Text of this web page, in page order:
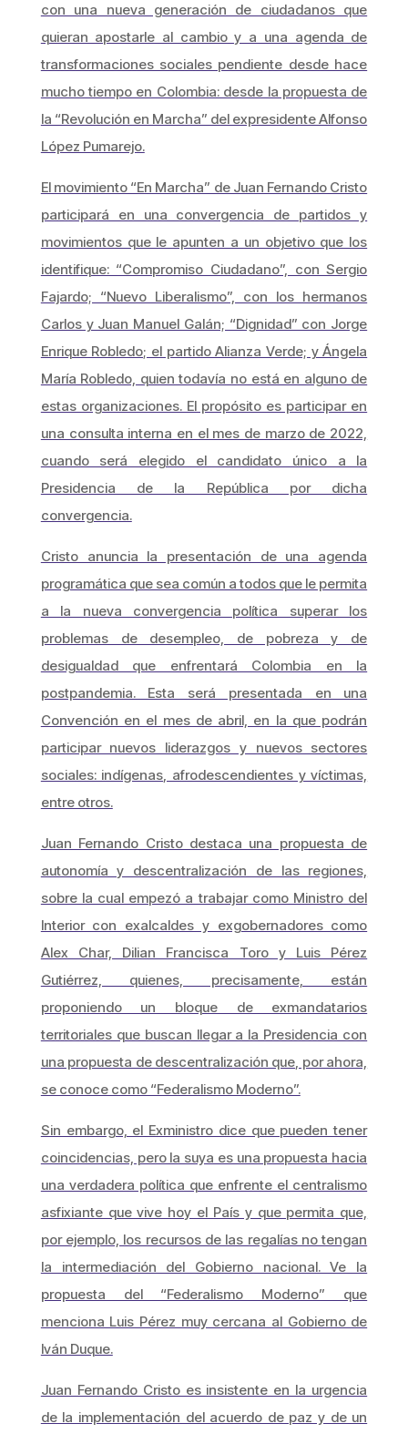
con una nueva generación de ciudadanos que
quieran apostarle al cambio y a una agenda de
transformaciones sociales pendiente desde hace
mucho tiempo en Colombia: desde la propuesta de
la “Revolución en Marcha” del expresidente Alfonso
López Pumarejo.
El movimiento “En Marcha” de Juan Fernando Cristo
participará en una convergencia de partidos y
movimientos que le apunten a un objetivo que los
identifique: “Compromiso Ciudadano”, con Sergio
Fajardo; “Nuevo Liberalismo”, con los hermanos
Carlos y Juan Manuel Galán; “Dignidad” con Jorge
Enrique Robledo; el partido Alianza Verde; y Ángela
María Robledo, quien todavía no está en alguno de
estas organizaciones. El propósito es participar en
una consulta interna en el mes de marzo de 2022,
cuando será elegido el candidato único a la
Presidencia de la República por dicha
convergencia.
Cristo anuncia la presentación de una agenda
programática que sea común a todos que le permita
a la nueva convergencia política superar los
problemas de desempleo, de pobreza y de
desigualdad que enfrentará Colombia en la
postpandemia. Esta será presentada en una
Convención en el mes de abril, en la que podrán
participar nuevos liderazgos y nuevos sectores
sociales: indígenas, afrodescendientes y víctimas,
entre otros.
Juan Fernando Cristo destaca una propuesta de
autonomía y descentralización de las regiones,
sobre la cual empezó a trabajar como Ministro del
Interior con exalcaldes y exgobernadores como
Alex Char, Dilian Francisca Toro y Luis Pérez
Gutiérrez, quienes, precisamente, están
proponiendo un bloque de exmandatarios
territoriales que buscan llegar a la Presidencia con
una propuesta de descentralización que, por ahora,
se conoce como “Federalismo Moderno”.
Sin embargo, el Exministro dice que pueden tener
coincidencias, pero la suya es una propuesta hacia
una verdadera política que enfrente el centralismo
asfixiante que vive hoy el País y que permita que,
por ejemplo, los recursos de las regalías no tengan
la intermediación del Gobierno nacional. Ve la
propuesta del “Federalismo Moderno” que
menciona Luis Pérez muy cercana al Gobierno de
Iván Duque.
Juan Fernando Cristo es insistente en la urgencia
de la implementación del acuerdo de paz y de un